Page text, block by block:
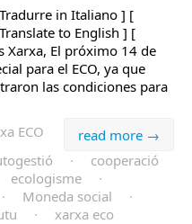
in Italiano ] [
to English ] [
Xarxa, El próximo 14 de
para el ECO, ya que
las condiciones para
read more →
ECO
·
cooperació
ecologisme
·
· Moneda social
·
· xarxa eco